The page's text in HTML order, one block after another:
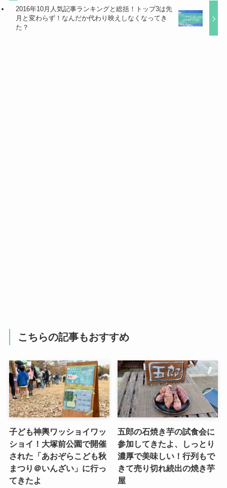
2016年10月人気記事ランキングと総括！トップ3は先
月と変わらず！なんだか代わり映えしなくなってき
た？
こちらの記事もおすすめ
子ども神輿ワッショイワッ
ショイ！大塚前公園で開催
された「あおぞらこども秋
まつり＠いんざい」に行っ
てきたよ
五郎の石焼き芋の試食会に
参加してきたよ、しっとり
濃厚で美味しい！行列もで
きて売り切れ続出の焼き芋
屋